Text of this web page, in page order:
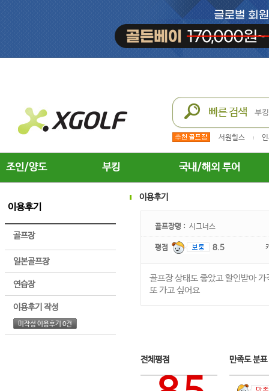
서원힐스
조인/양도 부킹 국내/해외 투어
이용후기
골프장
일본골프장
연습장
이용후기 작성
미작성 이용후기 0건
이용후기
골프장명 : 시그너스
평점 8.5
골프장 상태도 좋았고 할인받아
또 가고 싶어요
전체평점 만족도 분